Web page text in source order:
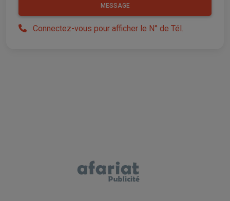
MESSAGE
Connectez-vous pour afficher le N° de Tél.